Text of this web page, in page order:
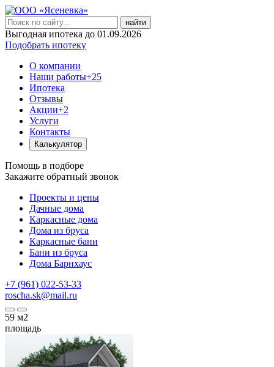
найти
Выгодная ипотека до 01.09.2026
Подобрать ипотеку
О компании
Наши работы+25
Ипотека
Отзывы
Акции+2
Услуги
Контакты
Калькулятор
Помощь в подборе
Закажите обратный звонок
Проекты и цены
Дачные дома
Каркасные дома
Дома из бруса
Каркасные бани
Бани из бруса
Дома Барнхаус
+7 (961) 022-53-33
roscha.sk@mail.ru
59 м2
площадь